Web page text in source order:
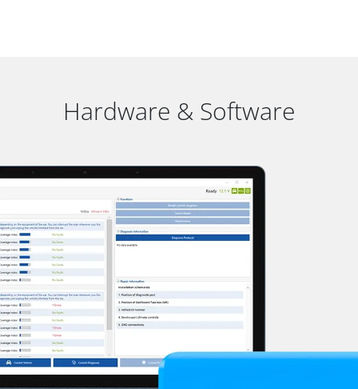
Hardware & Software